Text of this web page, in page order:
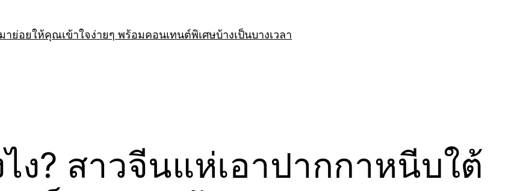
ย่อยให้คุณเข้าใจง่ายๆ พร้อมคอนเทนต์พิเศษบ้างเป็นบางเวลา
ง? สาวจีนแห่เอาปากกาหนีบใต้